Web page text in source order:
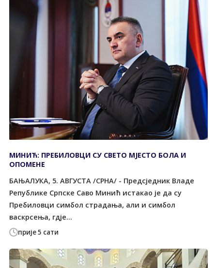
прије 5 сати
МИНИЋ: ПРЕБИЛОВЦИ СУ СВЕТО МЈЕСТО БОЛА И
ОПОМЕНЕ
БАЊАЛУКА, 5. АВГУСТА /СРНА/ - Предсједник Владе
Републике Српске Саво Минић истакао је да су
Пребиловци симбол страдања, али и симбол
васкрсења, гдје...